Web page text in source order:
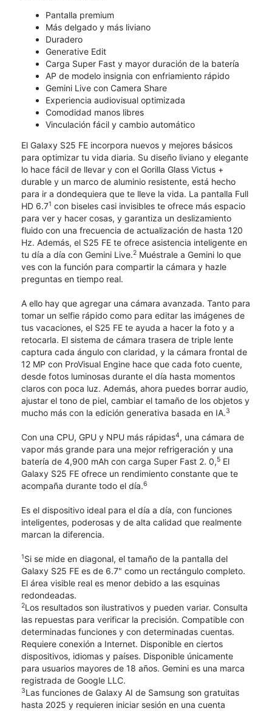
Pantalla premium
Más delgado y más liviano
Duradero
Generative Edit
Carga Super Fast y mayor duración de la batería
AP de modelo insignia con enfriamiento rápido
Gemini Live con Camera Share
Experiencia audiovisual optimizada
Comodidad manos libres
Vinculación fácil y cambio automático
El Galaxy S25 FE incorpora nuevos y mejores básicos
para optimizar tu vida diaria. Su diseño liviano y elegante
lo hace fácil de llevar y con el Gorilla Glass Victus +
durable y un marco de aluminio resistente, está hecho
para ir a dondequiera que te lleve la vida. La pantalla Full
HD 6.71 con biseles casi invisibles te ofrece más espacio
para ver y hacer cosas, y garantiza un deslizamiento
fluido con una frecuencia de actualización de hasta 120
Hz. Además, el S25 FE te ofrece asistencia inteligente en
tu día a día con Gemini Live.2 Muéstrale a Gemini lo que
ves con la función para compartir la cámara y hazle
preguntas en tiempo real.
A ello hay que agregar una cámara avanzada. Tanto para
tomar un selfie rápido como para editar las imágenes de
tus vacaciones, el S25 FE te ayuda a hacer la foto y a
retocarla. El sistema de cámara trasera de triple lente
captura cada ángulo con claridad, y la cámara frontal de
12 MP con ProVisual Engine hace que cada foto cuente,
desde fotos luminosas durante el día hasta momentos
claros con poca luz. Además, ahora puedes borrar audio,
ajustar el tono de piel, cambiar el tamaño de los objetos y
mucho más con la edición generativa basada en IA.3
Con una CPU, GPU y NPU más rápidas4, una cámara de
vapor más grande para una mejor refrigeración y una
batería de 4,900 mAh con carga Super Fast 2. 0,5 El
Galaxy S25 FE ofrece un rendimiento constante que te
acompaña durante todo el día.6
Es el dispositivo ideal para el día a día, con funciones
inteligentes, poderosas y de alta calidad que realmente
marcan la diferencia.
1Si se mide en diagonal, el tamaño de la pantalla del
Galaxy S25 FE es de 6.7" como un rectángulo completo.
El área visible real es menor debido a las esquinas
redondeadas.
2Los resultados son ilustrativos y pueden variar. Consulta
las repuestas para verificar la precisión. Compatible con
determinadas funciones y con determinadas cuentas.
Requiere conexión a Internet. Disponible en ciertos
dispositivos, idiomas y países. Disponible únicamente
para usuarios mayores de 18 años. Gemini es una marca
registrada de Google LLC.
3Las funciones de Galaxy AI de Samsung son gratuitas
hasta 2025 y requieren iniciar sesión en una cuenta